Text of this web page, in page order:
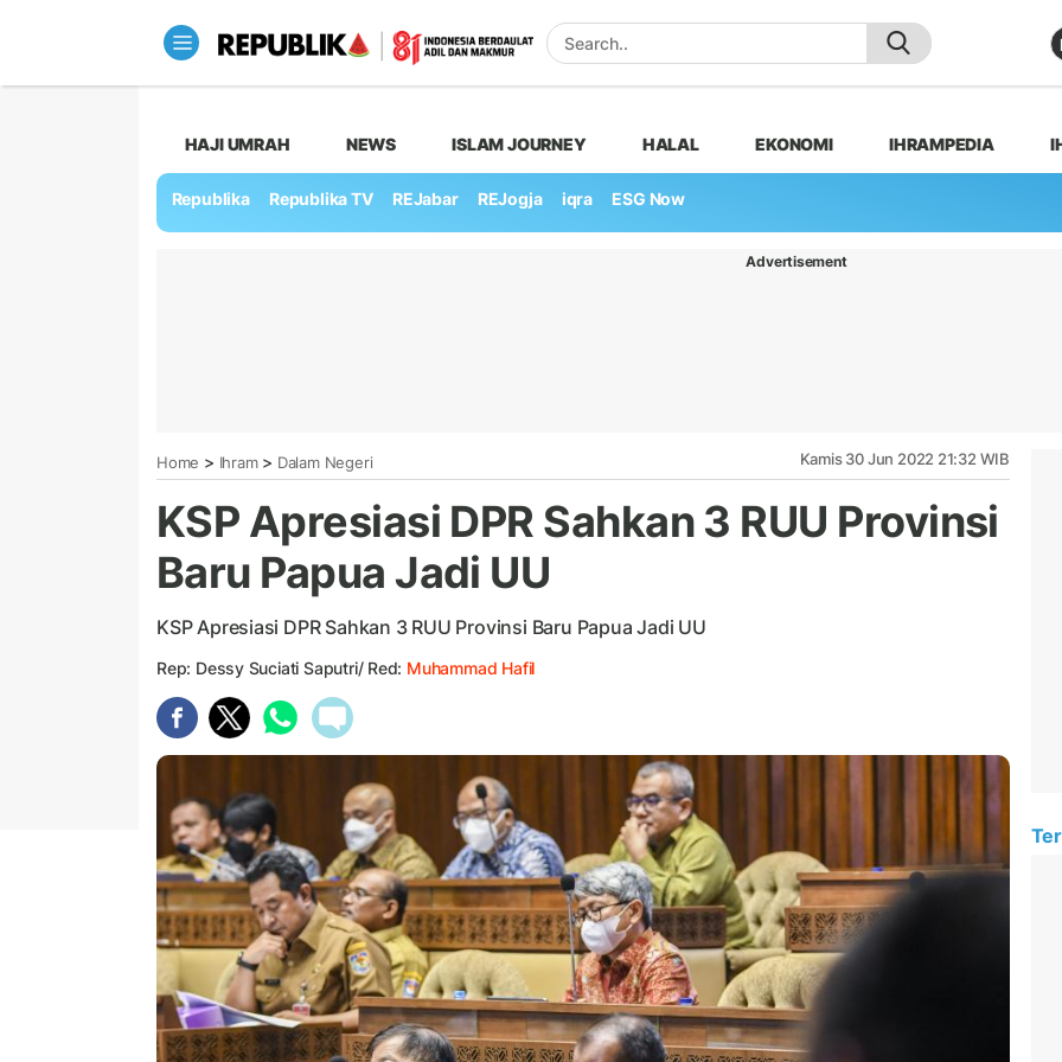
HAJI UMRAH NEWS ISLAM JOURNEY HALAL EKONOMI IHRAMPEDIA
Republika Republika TV REJabar REJogja iqra ESG Now
Advertisement
Home > Ihram> Dalam Negeri Kamis 30 Jun 2022 21:32 WIB
KSP Apresiasi DPR Sahkan 3 RUU Provinsi
Baru Papua Jadi UU
KSP Apresiasi DPR Sahkan 3 RUU Provinsi Baru Papua Jadi UU
Rep: Dessy Suciati Saputri/ Red: Muhammad Hafil